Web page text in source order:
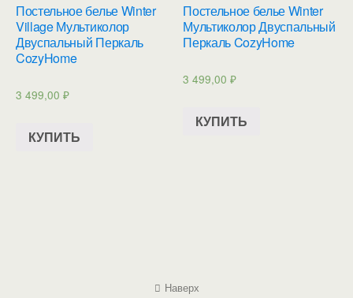
Постельное белье Winter
Village Мультиколор
Двуспальный Перкаль
CozyHome
3 499,00 ₽
КУПИТЬ
Постельное белье Winter
Мультиколор Двуспальный
Перкаль CozyHome
3 499,00₽
КУПИТЬ
Наверх